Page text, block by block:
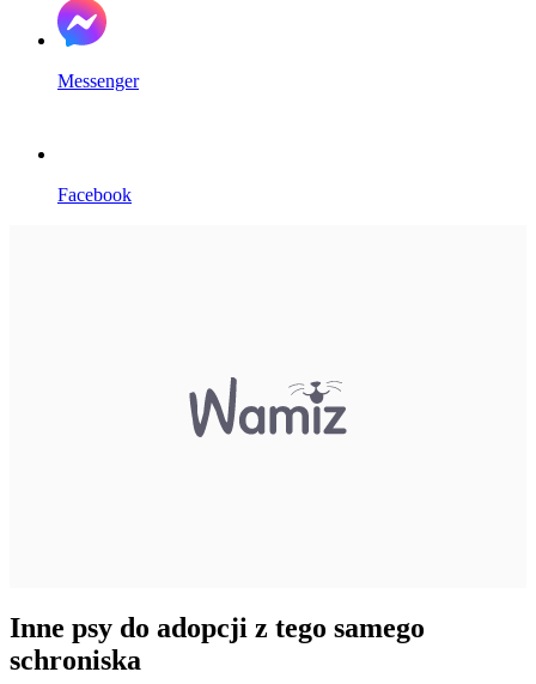
Messenger
Facebook
Inne psy do adopcji z tego samego
schroniska